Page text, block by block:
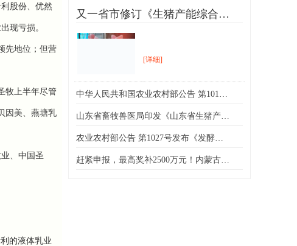
股份、优然
现亏损。
先地位；但营
牧上半年尽管
因美、燕塘乳
、中国圣
的液体乳业
又一省市修订《生猪产能综合…
[详细]
中华人民共和国农业农村部公告 第101…
山东省畜牧兽医局印发《山东省生猪产…
农业农村部公告 第1027号发布《发酵…
赶紧申报，最高奖补2500万元！内蒙古…